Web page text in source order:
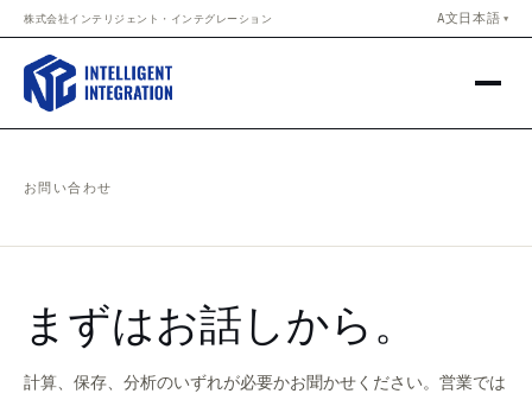
Skip to content
株式会社インテリジェント・インテグレーション A文日本語 ▼
お問い合わせ
まずはお話しから。
計算、保存、分析のいずれが必要かお聞かせください。営業では